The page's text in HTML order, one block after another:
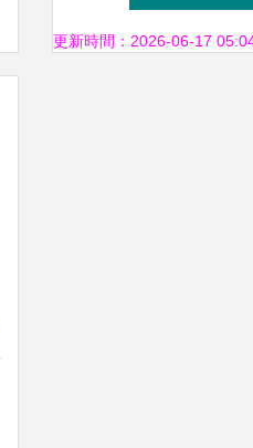
洗滌伙伴
更新時間：2026-06-17